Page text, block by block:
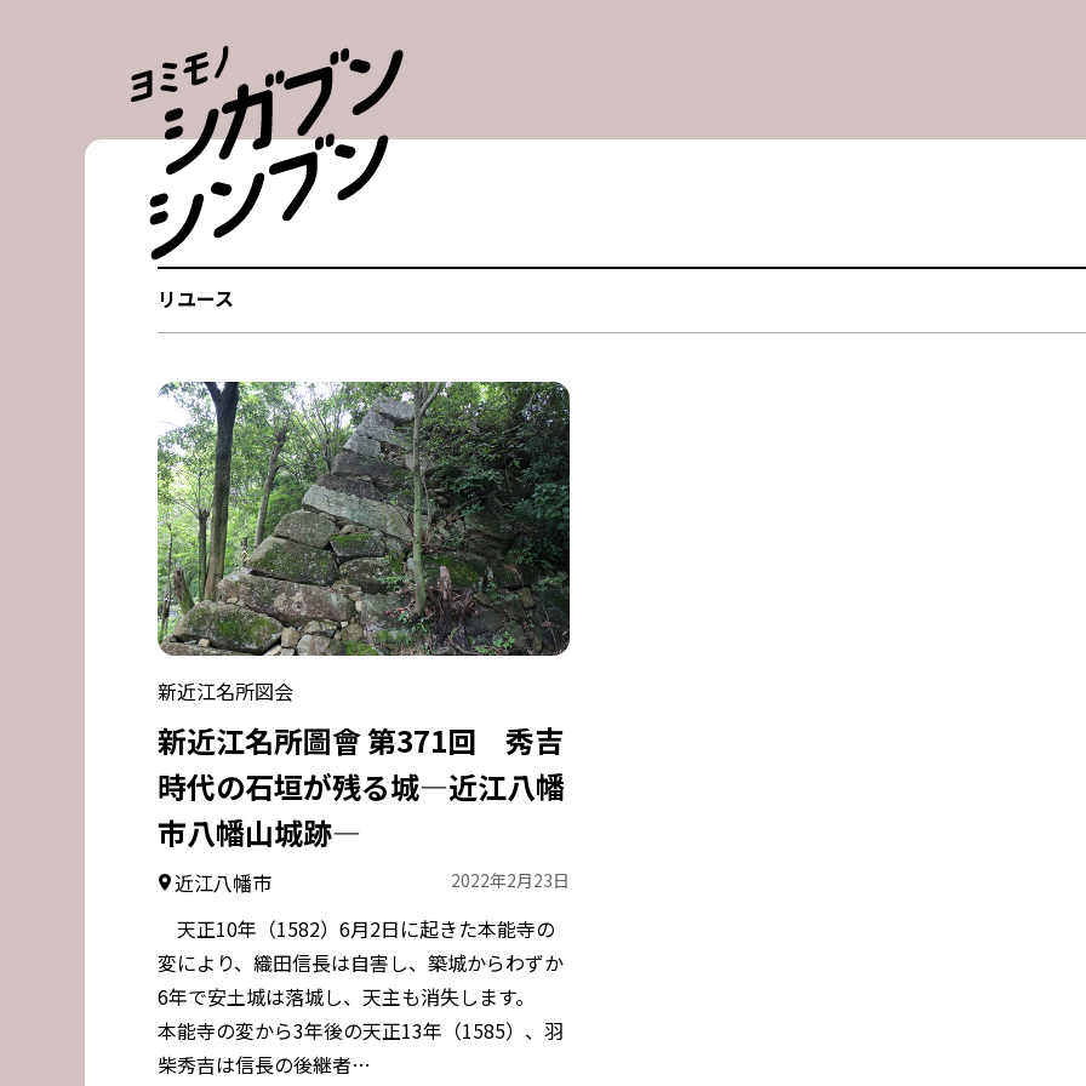
リユース
新近江名所図会
新近江名所圖會 第371回 秀吉
時代の石垣が残る城―近江八幡
市八幡山城跡―
近江八幡市 2022年2月23日
天正10年（1582）6月2日に起きた本能寺の
変により、織田信長は自害し、築城からわずか
6年で安土城は落城し、天主も消失します。
本能寺の変から3年後の天正13年（1585）、羽
柴秀吉は信長の後継者…